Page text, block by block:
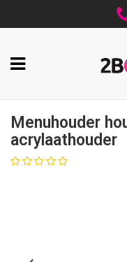
Menuhouder
acrylaathouder